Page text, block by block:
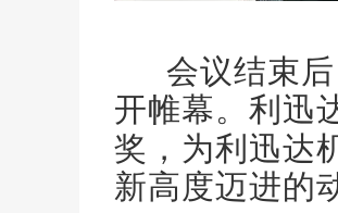
会议结束
开帷幕。利迅
奖，为利迅达
新高度迈进的